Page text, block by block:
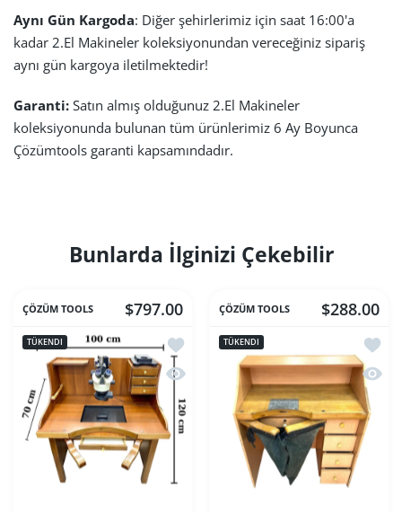
Aynı Gün Kargoda: Diğer şehirlerimiz için saat 16:00'a
kadar 2.El Makineler koleksiyonundan vereceğiniz sipariş
aynı gün kargoya iletilmektedir!
Garanti: Satın almış olduğunuz 2.El Makineler
koleksiyonunda bulunan tüm ürünlerimiz 6 Ay Boyunca
Çözümtools garanti kapsamındadır.
Bunlarda İlginizi Çekebilir
ÇÖZÜM TOOLS $797.00
TÜKENDI
İstek listesine ekle 2.El Mıhlayıcı
Hızlı Görünüm 2.El Mıhlayıcı
ÇÖZÜM TOOLS $288.00
TÜKENDI
İstek
Hızlı